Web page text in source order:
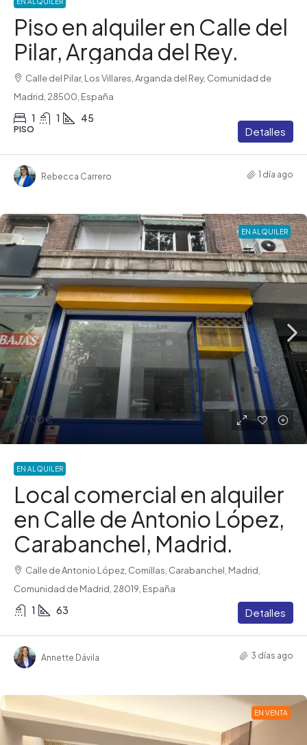
Piso en alquiler en Calle del
Pilar, Arganda del Rey.
Calle del Pilar, Los Villares, Arganda del Rey, Comunidad de
Madrid, 28500, España
1 1 45
PISO Detalles
Rebecca Carrero 1 día ago
EN ALQUILER
1.700€
EN ALQUILER
Local comercial en alquiler
en Calle de Antonio López,
Carabanchel, Madrid.
Calle de Antonio López, Comillas, Carabanchel, Madrid,
Comunidad de Madrid, 28019, España
1 63 Detalles
Annette Dávila 3 días ago
EN VENTA